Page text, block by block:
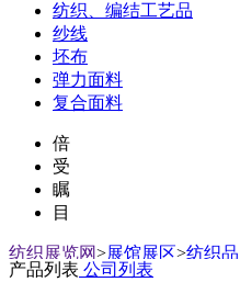
纺织、编结工艺品
纱线
坯布
弹力面料
复合面料
倍
受
瞩
目
纺织展览网>展馆展区>纺织品
产品列表 公司列表